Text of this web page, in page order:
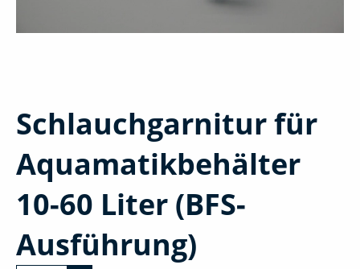
Schlauchgarnitur für
Aquamatikbehälter
10-60 Liter (BFS-
Ausführung)